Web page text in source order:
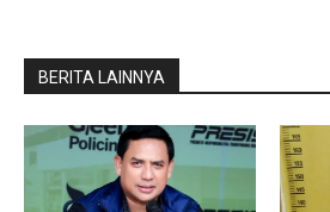
BERITA LAINNYA